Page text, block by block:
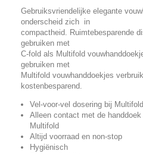
Gebruiksvriendelijke elegante
onderscheid zich in
compactheid. Ruimtebesparende
gebruiken met
C-fold als Multifold
gebruiken met
Multifold vouwhanddoekjes
kostenbesparend.
Vel-voor-vel dosering bij
Alleen contact met de
Multifold
Altijd voorraad en non-stop
Hygiënisch